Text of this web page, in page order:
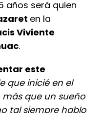
años será quien
en la
Viviente
.
este
que inicié en el
que un sueño
tal siempre hablo